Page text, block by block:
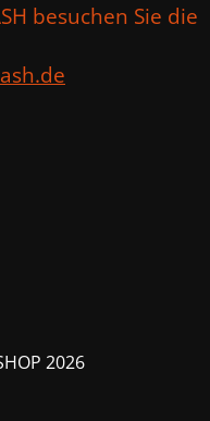
besuchen Sie die
2026